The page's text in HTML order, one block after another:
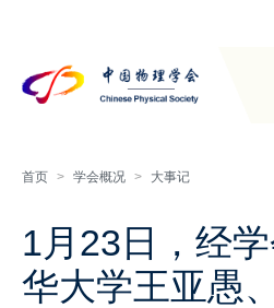
首页 > 学会概况 > 大事记
1月23日，经
华大学王亚愚